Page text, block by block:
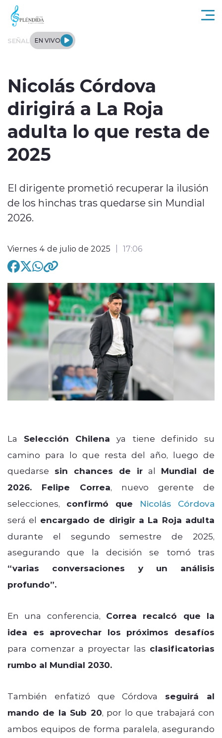
Click acá para ir directamente al contenido
SEÑAL EN VIVO
Tendencias
Deportes
Nicolás Córdova
dirigirá a La Roja
adulta lo que resta de
2025
El dirigente prometió recuperar la ilusión
de los hinchas tras quedarse sin Mundial
2026.
Viernes 4 de julio de 2025 17:06
La Selección Chilena ya tiene definido su
camino para lo que resta del año, luego de
quedarse sin chances de ir al Mundial de
2026. Felipe Correa, nuevo gerente de
selecciones, confirmó que
Nicolás Córdova
será el encargado de dirigir a La Roja adulta
durante el segundo semestre de 2025,
asegurando que la decisión se tomó tras
“varias conversaciones y un análisis
profundo”.
En una conferencia, Correa recalcó que la
idea es aprovechar los próximos desafíos
para comenzar a proyectar las clasificatorias
rumbo al Mundial 2030.
También enfatizó que Córdova seguirá al
mando de la Sub 20, por lo que trabajará con
ambos equipos de forma paralela, asegurando